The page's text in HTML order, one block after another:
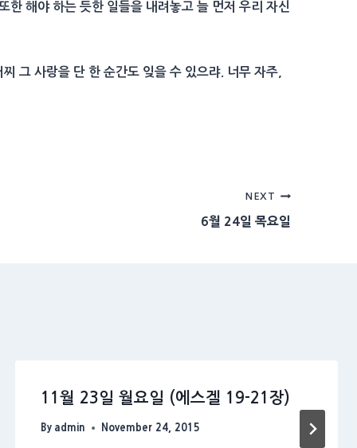
한 해야 하는 듯한 일들을 내려놓고 늘 먼저 우리 자신
그 사랑을 단 한 순간도 잊을 수 있으랴. 너무 자주,
NEXT
6월 24일 목요일
11월 23일 월요일 (에스겔 19-21장)
By admin November 24, 2015